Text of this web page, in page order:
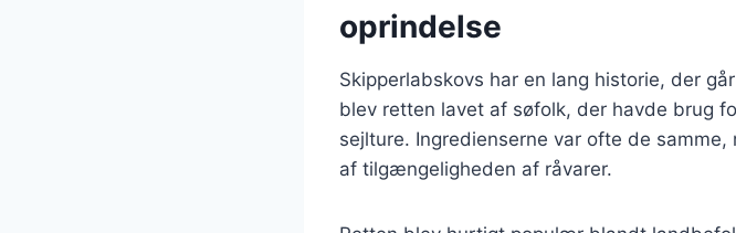
oprindelse
Skipperlabskovs har en lang historie, der
blev retten lavet af søfolk, der havde brug
sejlture. Ingredienserne var ofte de
af tilgængeligheden af råvarer.